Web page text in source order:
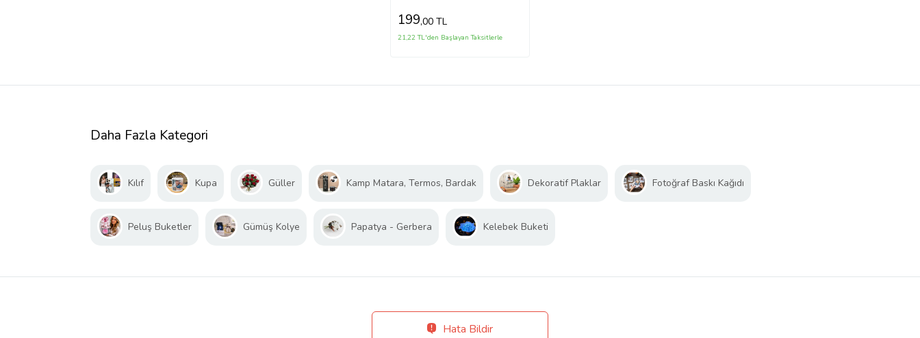
199,00 TL
21,22 TL'den Başlayan Taksitlerle
Daha Fazla Kategori
Kılıf Kupa Güller Kamp Matara, Termos, Bardak Dekoratif Plaklar Fotoğraf Baskı Kağıdı
Peluş Buketler Gümüş Kolye Papatya - Gerbera Kelebek Buketi
Hata Bildir